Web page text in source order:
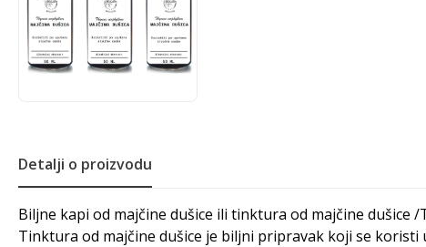
Detalji o proizvodu
Biljne kapi od majčine dušice ili tinktura od majčine dušice
Tinktura od majčine dušice je biljni pripravak koji se